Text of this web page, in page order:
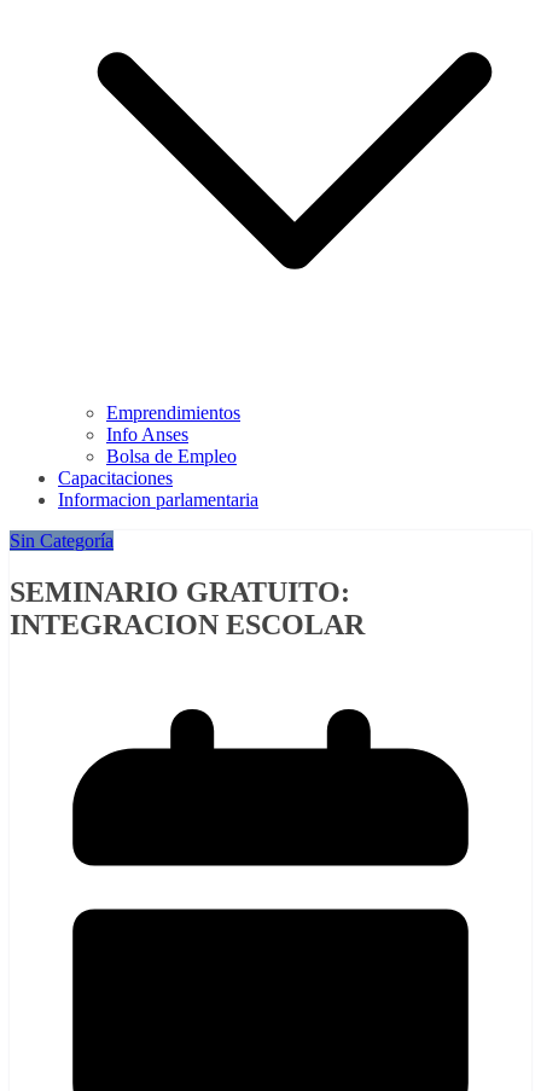
Emprendimientos
Info Anses
Bolsa de Empleo
Capacitaciones
Informacion parlamentaria
Sin Categoría
SEMINARIO GRATUITO:
INTEGRACION ESCOLAR